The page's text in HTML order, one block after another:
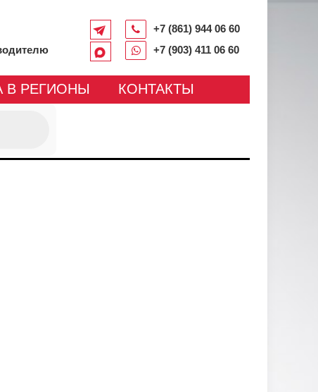
+7 (861) 944 06 60
+7 (903) 411 06 60
В РЕГИОНЫ КОНТАКТЫ